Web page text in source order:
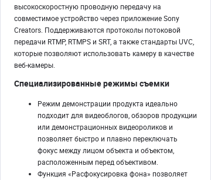
высокоскоростную проводную передачу на
совместимое устройство через приложение Sony
Creators. Поддерживаются протоколы потоковой
передачи RTMP, RTMPS и SRT, а также стандарты UVC,
которые позволяют использовать камеру в качестве
веб-камеры.
Специализированные режимы съемки
Режим демонстрации продукта идеально
подходит для видеоблогов, обзоров продукции
или демонстрационных видеороликов и
позволяет быстро и плавно переключать
фокус между лицом объекта и объектом,
расположенным перед объективом.
Функция «Расфокусировка фона» позволяет